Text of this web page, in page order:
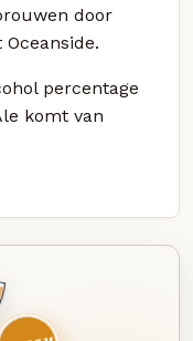
door
Oceanside.
percentage
komt van